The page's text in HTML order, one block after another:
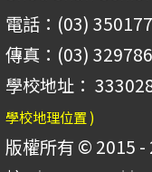
電話：(03)
傳真：(03)
學校地址：
學校地理位置 )
版權所有 © 2015 -